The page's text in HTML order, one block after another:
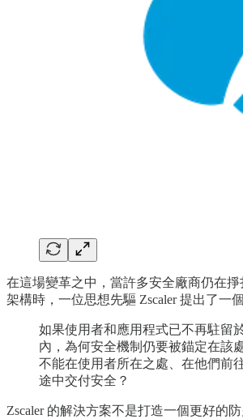
在這場變革之中，當許多安全廠商仍在
架構時，一位思想先驅 Zscaler 提出了一
如果使用者和應用程式已不再駐留
內，為何安全機制仍要被錨定在該
不能在使用者所在之處、在他們前
途中交付安全？
Zscaler 的解決方案不是打造一個更好的